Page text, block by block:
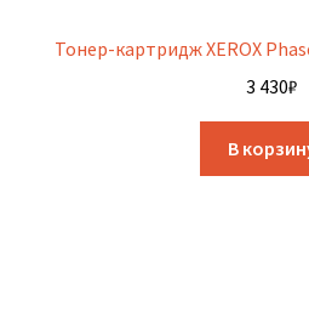
Тонер-картридж XEROX
3 430₽
В